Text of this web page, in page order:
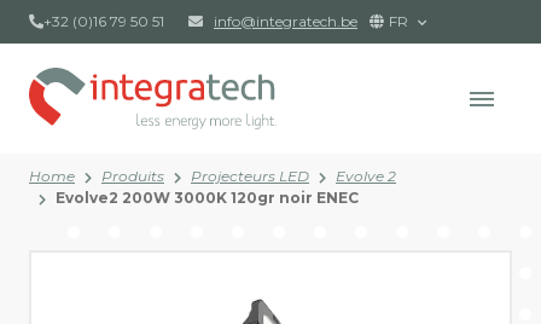
+32 (0)16 79 50 51 info@integratech.be FR
Home Produits Projecteurs LED
Evolve 2
Evolve2 200W 3000K 120gr noir ENEC